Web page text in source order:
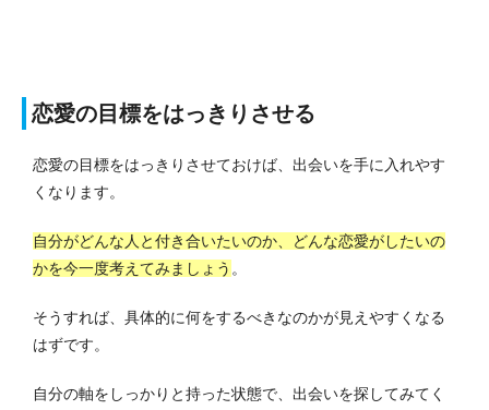
恋愛の目標をはっきりさせる
恋愛の目標をはっきりさせておけば、出会いを手に入れやす
くなります。
自分がどんな人と付き合いたいのか、どんな恋愛がしたいの
かを今一度考えてみましょう 。
そうすれば、具体的に何をするべきなのかが見えやすくなる
はずです。
自分の軸をしっかりと持った状態で、出会いを探してみてく